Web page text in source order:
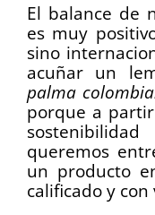
El balance de
es muy
sino
acuñar un
palma
porque a
queremos
un producto
calificado y